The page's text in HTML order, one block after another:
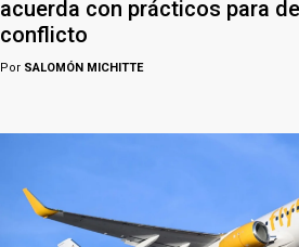
acuerda con prácticos para
conflicto
Por SALOMÓN MICHITTE